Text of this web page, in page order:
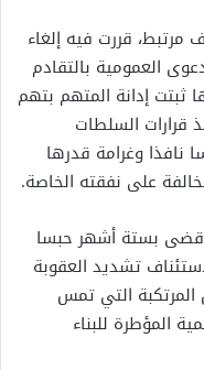
قررت فيه إلغاء
العمومية بالتقادم
ثبتت إدانة المتهم بتهم
قرارات السلطات
نافذا وغرامة قدرها
قضى بستة أشهر حبسا
تشديد العقوبة
المرتكبة التي تمس
المؤطرة للبناء